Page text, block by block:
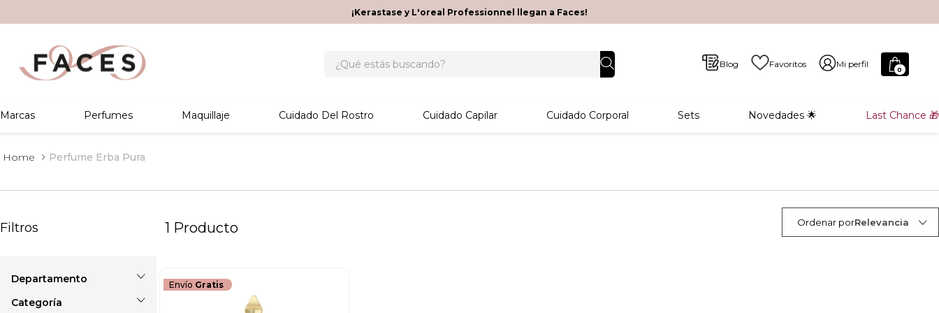
¡Kerastase y L'oreal Professionnel llegan a Faces!
Blog Favoritos Mi perfil
0
Marcas Perfumes Maquillaje Cuidado Del Rostro Cuidado Capilar Cuidado Corporal Sets Novedades 🌟 Last Chance 🎁
Perfume Erba Pura
Filtros
Perfumes
1 Producto Ordenar porRelevancia
Envío Gratis